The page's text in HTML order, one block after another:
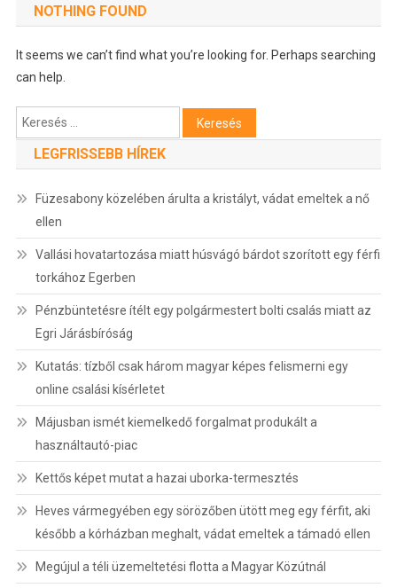
NOTHING FOUND
It seems we can’t find what you’re looking for. Perhaps searching
can help.
Keresés:
LEGFRISSEBB HÍREK
Füzesabony közelében árulta a kristályt, vádat emeltek a nő
ellen
Vallási hovatartozása miatt húsvágó bárdot szorított egy férfi
torkához Egerben
Pénzbüntetésre ítélt egy polgármestert bolti csalás miatt az
Egri Járásbíróság
Kutatás: tízből csak három magyar képes felismerni egy
online csalási kísérletet
Májusban ismét kiemelkedő forgalmat produkált a
használtautó-piac
Kettős képet mutat a hazai uborka-termesztés
Heves vármegyében egy sörözőben ütött meg egy férfit, aki
később a kórházban meghalt, vádat emeltek a támadó ellen
Megújul a téli üzemeltetési flotta a Magyar Közútnál